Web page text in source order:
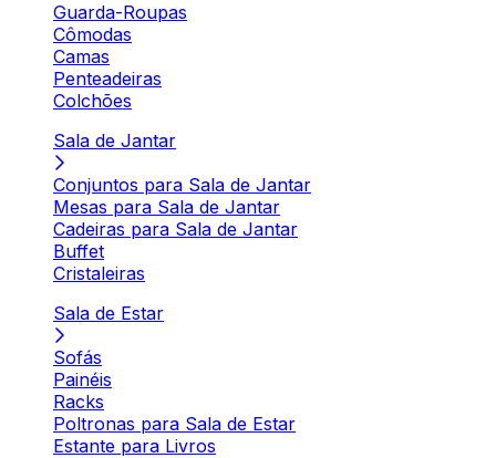
Guarda-Roupas
Cômodas
Camas
Penteadeiras
Colchões
Sala de Jantar
Conjuntos para Sala de Jantar
Mesas para Sala de Jantar
Cadeiras para Sala de Jantar
Buffet
Cristaleiras
Sala de Estar
Sofás
Painéis
Racks
Poltronas para Sala de Estar
Estante para Livros